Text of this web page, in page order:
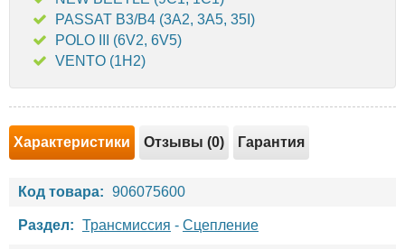
PASSAT B3/B4 (3A2, 3A5, 35I)
POLO III (6V2, 6V5)
VENTO (1H2)
Характеристики Отзывы (0) Гарантия
Код товара: 906075600
Раздел: Трансмиссия - Сцепление